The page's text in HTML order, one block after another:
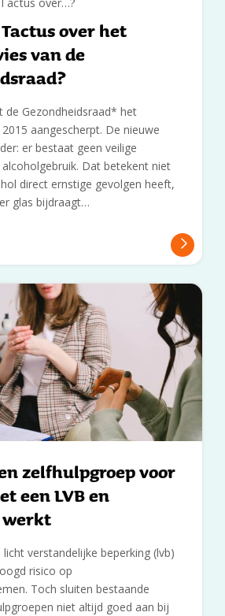
over het
van de
de Gezondheidsraad* het
aangescherpt. De nieuwe
er bestaat geen veilige
Dat betekent niet
direct ernstige gevolgen heeft,
glas bijdraagt…
zelfhulpgroep voor
een LVB en
werkt
verstandelijke beperking (lvb)
risico op
Toch sluiten bestaande
niet altijd goed aan bij